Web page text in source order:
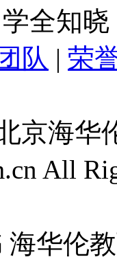
全知晓
队 | 荣
京海
All
华伦